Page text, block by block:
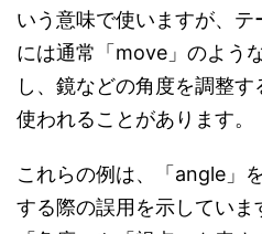
いう意味で使いますが、
には通常「move」のよう
し、鏡などの角度を調整
使われることがあります。
これらの例は、「angle」
する際の誤用を示してい